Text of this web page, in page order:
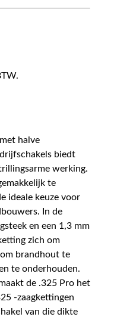
halve
biedt
werking.
te
ideale keuze voor
In de
en een 1,3 mm
zich om
brandhout te
te onderhouden.
de .325 Pro het
-zaagkettingen
van die dikte